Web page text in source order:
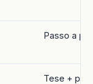
Passo a
Tese +